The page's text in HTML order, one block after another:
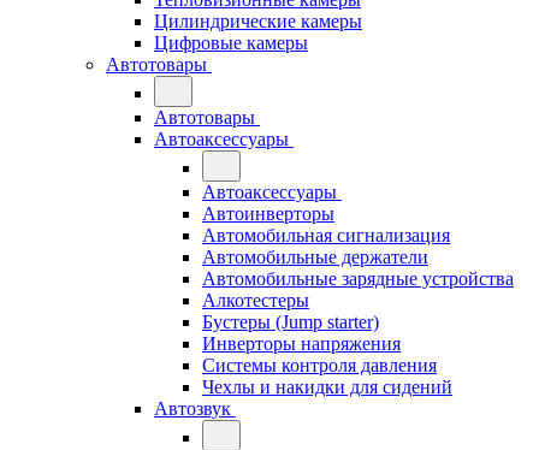
Цилиндрические камеры
Цифровые камеры
Автотовары
Автотовары
Автоаксессуары
Автоаксессуары
Автоинверторы
Автомобильная сигнализация
Автомобильные держатели
Автомобильные зарядные устройства
Алкотестеры
Бустеры (Jump starter)
Инверторы напряжения
Системы контроля давления
Чехлы и накидки для сидений
Автозвук